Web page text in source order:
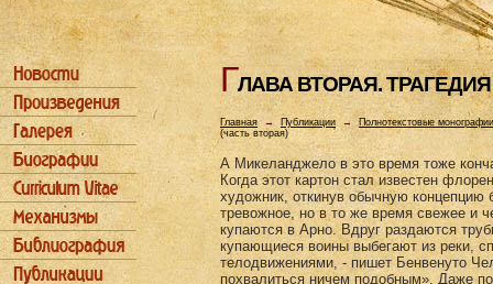
ГЛАВА ВТОРАЯ.
Главная→ Публикации → Полнотекстовые монографии
(часть вторая)
А Микеланджело в это время тоже
Когда этот картон стал известен
художник, откинув обычную концепцию
тревожное, но в то же время свежее и
купаются в Арно. Вдруг раздаются
купающиеся воины выбегают из реки,
телодвижениями, - пишет Бенвенуто
похвалиться ничем подобным». Даже